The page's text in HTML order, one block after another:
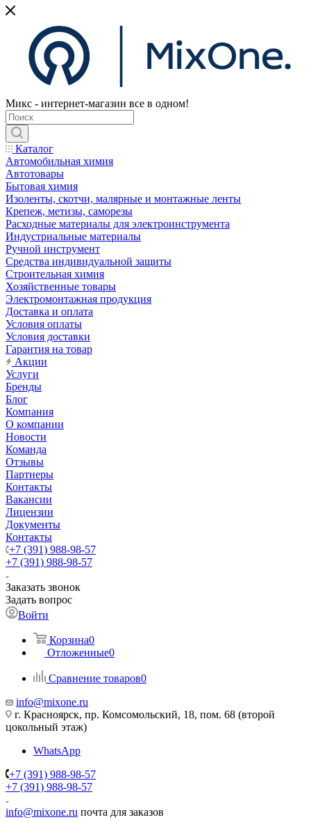
Микс - интернет-магазин все в одном!
Каталог
Автомобильная химия
Автотовары
Бытовая химия
Изоленты, скотчи, малярные и монтажные ленты
Крепеж, метизы, саморезы
Расходные материалы для электроинструмента
Индустриальные материалы
Ручной инструмент
Средства индивидуальной защиты
Строительная химия
Хозяйственные товары
Электромонтажная продукция
Доставка и оплата
Условия оплаты
Условия доставки
Гарантия на товар
Акции
Услуги
Бренды
Блог
Компания
О компании
Новости
Команда
Отзывы
Партнеры
Контакты
Вакансии
Лицензии
Документы
Контакты
+7 (391) 988-98-57
+7 (391) 988-98-57
Заказать звонок
Задать вопрос
Войти
Корзина0
Отложенные0
Сравнение товаров0
info@mixone.ru
г. Красноярск, пр. Комсомольский, 18, пом. 68 (второй
цокольный этаж)
WhatsApp
+7 (391) 988-98-57
+7 (391) 988-98-57
info@mixone.ru почта для заказов